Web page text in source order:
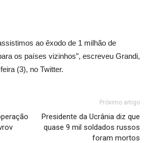
ao êxodo de 1 milhão de
os países vizinhos”, escreveu Grandi,
(3), no Twitter.
Próximo artigo
Presidente da Ucrânia diz que
quase 9 mil soldados russos
foram mortos